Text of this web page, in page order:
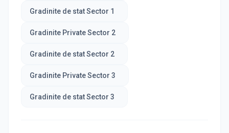
Gradinite de stat Sector 1
Gradinite Private Sector 2
Gradinite de stat Sector 2
Gradinite Private Sector 3
Gradinite de stat Sector 3